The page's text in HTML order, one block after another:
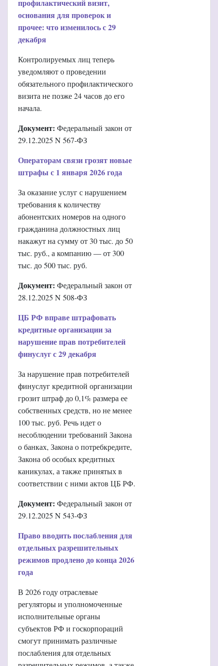
профилактический визит,
основания для проверок и
прочее: что изменилось с 29
декабря
Контролируемых лиц теперь
уведомляют о проведении
обязательного профилактического
визита не позже 24 часов до его
начала.
Документ: Федеральный закон от
29.12.2025 N 567-ФЗ
Операторам связи грозят новые
штрафы с 1 января 2026 года
За оказание услуг с нарушением
требования к количеству
абонентских номеров на одного
гражданина должностных лиц
накажут на сумму от 30 тыс. до 50
тыс. руб., а компанию — от 300
тыс. до 500 тыс. руб.
Документ: Федеральный закон от
28.12.2025 N 508-ФЗ
ЦБ РФ вправе штрафовать
кредитные организации за
нарушение прав потребителей
финуслуг с 29 декабря
За нарушение прав потребителей
финуслуг кредитной организации
грозит штраф до 0,1% размера ее
собственных средств, но не менее
100 тыс. руб. Речь идет о
несоблюдении требований Закона
о банках, Закона о потребкредите,
Закона об особых кредитных
каникулах, а также принятых в
соответствии с ними актов ЦБ РФ.
Документ: Федеральный закон от
29.12.2025 N 543-ФЗ
Право вводить послабления для
отдельных разрешительных
режимов продлено до конца 2026
года
В 2026 году отраслевые
регуляторы и уполномоченные
исполнительные органы
субъектов РФ и госкорпораций
смогут принимать различные
послабления для отдельных